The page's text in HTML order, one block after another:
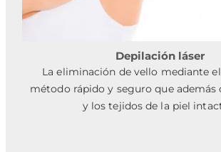
Depilación láser
La eliminación de vello mediante
método rápido y seguro que además
y los tejidos de la piel